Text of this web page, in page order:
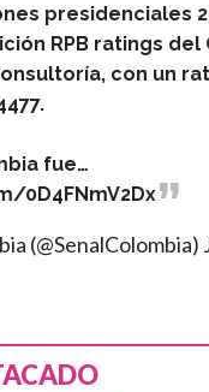
presidenciales
RPB ratings del
con un
fue…
0D4FNmV2Dx
(@SenalColombia)